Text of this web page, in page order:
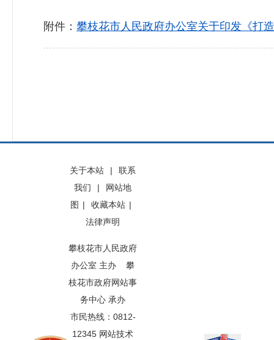
附件： 攀枝花市人民政府办公室关于印发《打
关于本站 |
联系
我们
|
网站地
图 | 收藏本站 |
法律声明
攀枝花市人民政府
办公室 主办 攀
枝花市政府网站事
务中心 承办
市民热线：0812-
12345 网站技术